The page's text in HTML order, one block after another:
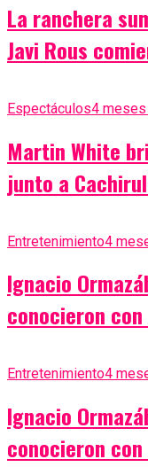
La ranchera
Javi Rous
Espectáculos4 meses
Martin White
junto a
Entretenimiento4
Ignacio
conocieron
Entretenimiento4
Ignacio
conocieron